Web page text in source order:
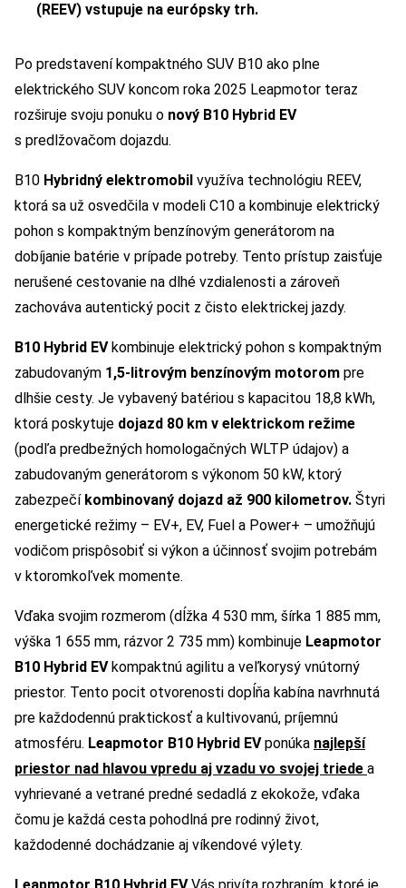
(REEV) vstupuje na európsky trh.
Po predstavení kompaktného SUV B10 ako plne
elektrického SUV koncom roka 2025 Leapmotor teraz
rozširuje svoju ponuku o nový B10 Hybrid EV
s predlžovačom dojazdu.
B10 Hybridný elektromobil využíva technológiu REEV,
ktorá sa už osvedčila v modeli C10 a kombinuje elektrický
pohon s kompaktným benzínovým generátorom na
dobíjanie batérie v prípade potreby. Tento prístup zaisťuje
nerušené cestovanie na dlhé vzdialenosti a zároveň
zachováva autentický pocit z čisto elektrickej jazdy.
B10 Hybrid EV kombinuje elektrický pohon s kompaktným
zabudovaným 1,5-litrovým benzínovým motorom pre
dlhšie cesty. Je vybavený batériou s kapacitou 18,8 kWh,
ktorá poskytuje dojazd 80 km v elektrickom režime
(podľa predbežných homologačných WLTP údajov) a
zabudovaným generátorom s výkonom 50 kW, ktorý
zabezpečí kombinovaný dojazd až 900 kilometrov. Štyri
energetické režimy – EV+, EV, Fuel a Power+ – umožňujú
vodičom prispôsobiť si výkon a účinnosť svojim potrebám
v ktoromkoľvek momente.
Vďaka svojim rozmerom (dĺžka 4 530 mm, šírka 1 885 mm,
výška 1 655 mm, rázvor 2 735 mm) kombinuje Leapmotor
B10 Hybrid EV kompaktnú agilitu a veľkorysý vnútorný
priestor. Tento pocit otvorenosti dopĺňa kabína navrhnutá
pre každodennú praktickosť a kultivovanú, príjemnú
atmosféru. Leapmotor B10 Hybrid EVponúka najlepší
priestor nad hlavou vpredu aj vzadu vo svojej triede a
vyhrievané a vetrané predné sedadlá z ekokože, vďaka
čomu je každá cesta pohodlná pre rodinný život,
každodenné dochádzanie aj víkendové výlety.